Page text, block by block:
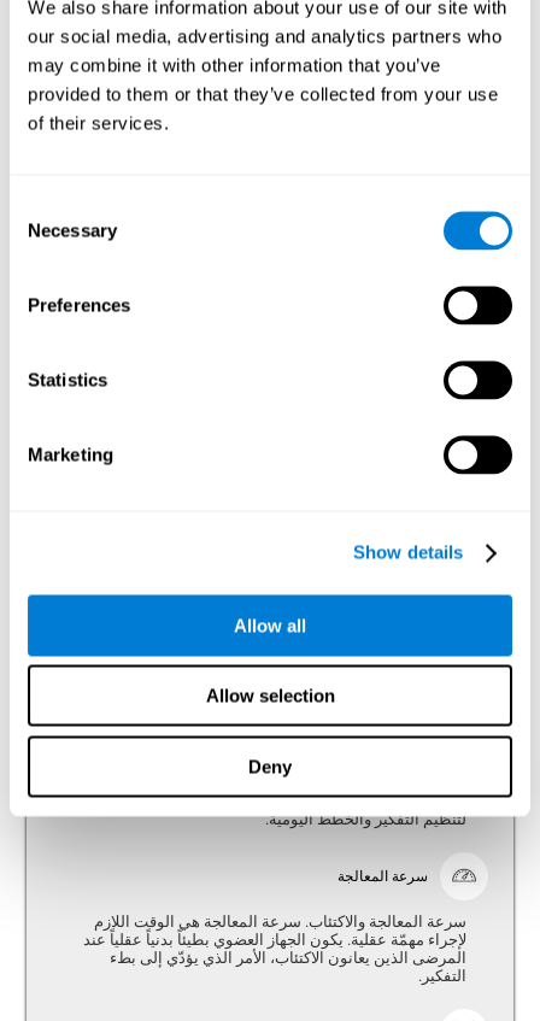
We also share information about your use of our site with
our social media, advertising and analytics partners who
may combine it with other information that you’ve
provided to them or that they’ve collected from your use
of their services.
Selection
Necessary
Preferences
Statistics
Marketing
Show details
Allow all
Allow selection
Deny
من إدراك شيء حتّى الاستجابة إليه. للأشخاص الذين يعانون
الاكتئاب بطء زمن الكمون.
الإدراك المكاني والاكتئاب. الإدراك المكاني هو القدرة على
تفسير الأشياء حولنا ومعرفة مكاننا في العالم. للأشخاص الذين
يعانون الاكتئاب تيه زمكانيّ.
تفسيير المعلومات التي تصل إلى عينينا من البيئة. هناك
اضطرابات الإدراك البصري عند الأشخاص الذين يعانون
التخطيط والاكتئاب. التخطيط هو القدرة على تنظيم الطريقة
الفضلى للحصول على الأهداف. للأشخاص الذين يعانون
الاكتئاب اضطرابات التخطيط، الأمر الذي يؤدّي إلى مشاكل
لتنظيم التفكير والخطط اليومية.
سرعة المعالجة
سرعة المعالجة والاكتئاب. سرعة المعالجة هي الوقت اللازم
لإجراء مهمّة عقلية. يكون الجهاز العضوي بطيئاً بدنياً عقلياً عند
المرضى الذين يعانون الاكتئاب، الأمر الذي يؤدّي إلى بطء
التفكير.